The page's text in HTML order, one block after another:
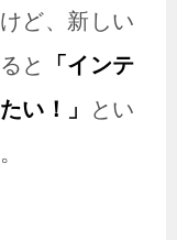
ど、新しい
と
「インテ
い！」
とい